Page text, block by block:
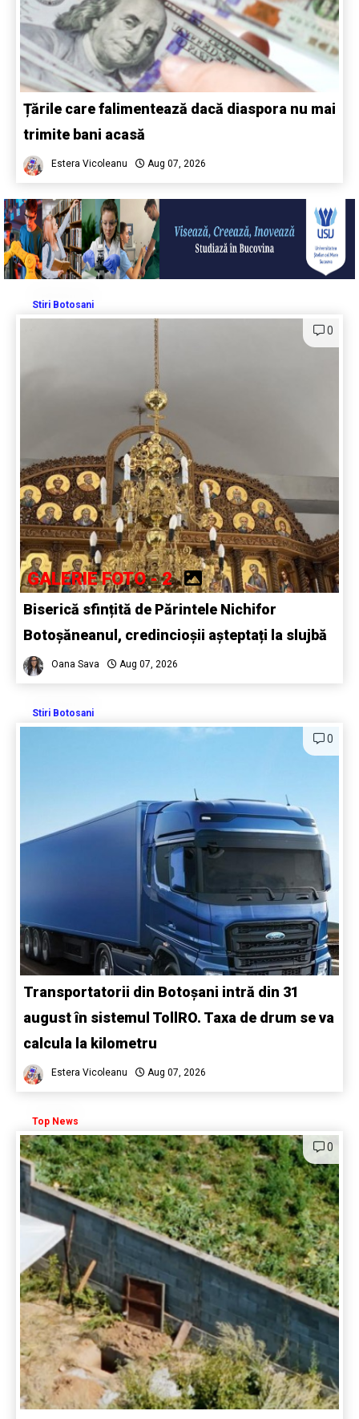
Țările care falimentează dacă diaspora nu mai
trimite bani acasă
Estera Vicoleanu Aug 07, 2026
Stiri Botosani
0
GALERIE FOTO - 2
Biserică sfințită de Părintele Nichifor
Botoșăneanul, credincioșii așteptați la slujbă
Oana Sava Aug 07, 2026
Stiri Botosani
0
Transportatorii din Botoșani intră din 31
august în sistemul TollRO. Taxa de drum se va
calcula la kilometru
Estera Vicoleanu Aug 07, 2026
Top News
0